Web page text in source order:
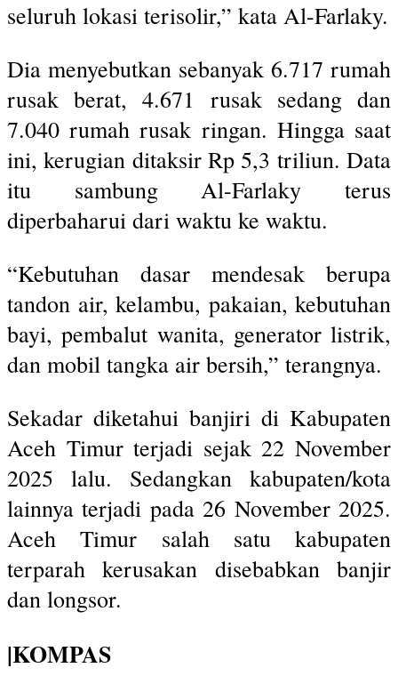
seluruh lokasi terisolir,” kata Al-Farlaky.
Dia menyebutkan sebanyak 6.717 rumah
rusak berat, 4.671 rusak sedang dan
7.040 rumah rusak ringan. Hingga saat
ini, kerugian ditaksir Rp 5,3 triliun. Data
itu sambung Al-Farlaky terus
diperbaharui dari waktu ke waktu.
“Kebutuhan dasar mendesak berupa
tandon air, kelambu, pakaian, kebutuhan
bayi, pembalut wanita, generator listrik,
dan mobil tangka air bersih,” terangnya.
Sekadar diketahui banjiri di Kabupaten
Aceh Timur terjadi sejak 22 November
2025 lalu. Sedangkan kabupaten/kota
lainnya terjadi pada 26 November 2025.
Aceh Timur salah satu kabupaten
terparah kerusakan disebabkan banjir
dan longsor.
|KOMPAS